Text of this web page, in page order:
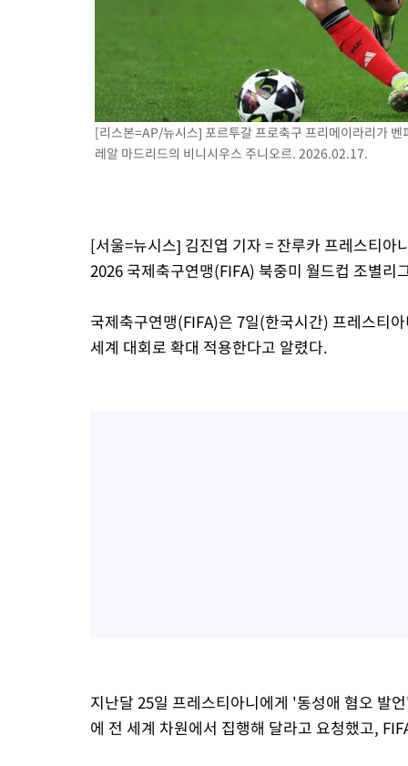
[리스본=AP/뉴시스] 포르투갈 프로축구 프리메이라리가
레알 마드리드의 비니시우스 주니오르. 2026.02.17.
[서울=뉴시스] 김진엽 기자 = 잔루카 프레스티
2026 국제축구연맹(FIFA) 북중미 월드컵 조별리
국제축구연맹(FIFA)은 7일(한국시간) 프레스티
세계 대회로 확대 적용한다고 알렸다.
지난달 25일 프레스티아니에게 '동성애 혐오 발
에 전 세계 차원에서 집행해 달라고 요청했고,